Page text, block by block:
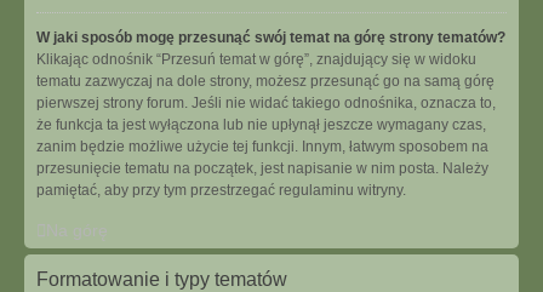
W jaki sposób mogę przesunąć swój temat na górę strony tematów?
Klikając odnośnik “Przesuń temat w górę”, znajdujący się w widoku
tematu zazwyczaj na dole strony, możesz przesunąć go na samą górę
pierwszej strony forum. Jeśli nie widać takiego odnośnika, oznacza to,
że funkcja ta jest wyłączona lub nie upłynął jeszcze wymagany czas,
zanim będzie możliwe użycie tej funkcji. Innym, łatwym sposobem na
przesunięcie tematu na początek, jest napisanie w nim posta. Należy
pamiętać, aby przy tym przestrzegać regulaminu witryny.
Na górę
Formatowanie i typy tematów